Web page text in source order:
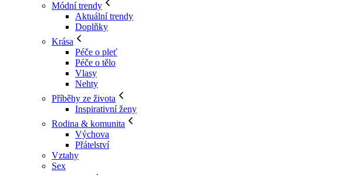
Módní trendy
Aktuální trendy
Doplňky
Krása
Péče o pleť
Péče o tělo
Vlasy
Nehty
Příběhy ze života
Inspirativní ženy
Rodina & komunita
Výchova
Přátelství
Vztahy
Sex